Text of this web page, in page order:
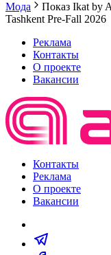
Мода
Показ Ikat by
Tashkent Pre-Fall 2026
Реклама
Контакты
О проекте
Вакансии
Контакты
Реклама
О проекте
Вакансии